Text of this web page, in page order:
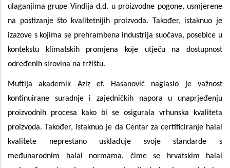
ulaganjima grupe Vindija d.d. u proizvodne pogone, usmjerene
na postizanje što kvalitetnijih proizvoda. Također, istaknuo je
izazove s kojima se prehrambena industrija suočava, posebice u
kontekstu klimatskih promjena koje utječu na dostupnost
određenih sirovina na tržištu.
Muftija akademik Aziz ef. Hasanović naglasio je važnost
kontinuirane suradnje i zajedničkih napora u unaprjeđenju
proizvodnih procesa kako bi se osigurala vrhunska kvaliteta
proizvoda. Također, istaknuo je da Centar za certificiranje halal
kvalitete neprestano usklađuje svoje standarde s
međunarodnim halal normama, čime se hrvatskim halal